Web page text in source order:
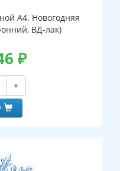
А4. Новогодняя
ВД-лак)
₽
+